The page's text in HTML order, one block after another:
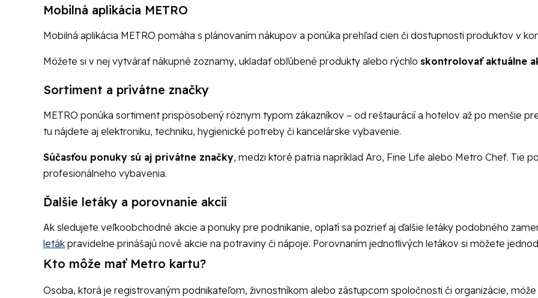
Mobilná aplikácia METRO
Mobilná aplikácia METRO pomáha s plánovaním nákupov a ponúka prehľad cien či dostupnosti produktov v
Môžete si v nej vytvárať nákupné zoznamy, ukladať obľúbené produkty alebo rýchlo skontrolovať aktuálne
Sortiment a privátne značky
METRO ponúka sortiment prispôsobený rôznym typom zákazníkov – od reštaurácií a hotelov až po menšie
tu nájdete aj elektroniku, techniku, hygienické potreby či kancelárske vybavenie.
Súčasťou ponuky sú aj privátne značky, medzi ktoré patria napríklad Aro, Fine Life alebo Metro Chef. Tie
profesionálneho vybavenia.
Ďalšie letáky a porovnanie akcií
Ak sledujete veľkoobchodné akcie a ponuky pre podnikanie, oplatí sa pozrieť aj ďalšie letáky podobného
leták pravidelne prinášajú nové akcie na potraviny či nápoje. Porovnaním jednotlivých letákov si môžete
Kto môže mať Metro kartu?
Osoba, ktorá je registrovaným podnikateľom, živnostníkom alebo zástupcom spoločnosti či organizácie,